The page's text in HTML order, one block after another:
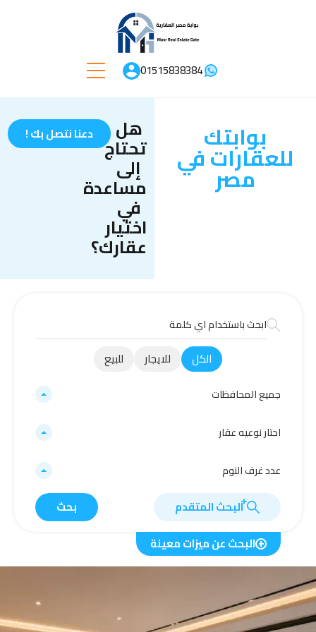
01515838384
بوابتك
للعقارات في
مصر
هل
تحتاج
إلى
مساعدة
في
اختيار
عقارك؟
دعنا نتصل بك !
الكل للايجار للبيع
جميع المحافظات
احتار نوعيه عقار
عدد غرف النوم
البحث المتقدم
بحث
البحث عن ميزات معينة